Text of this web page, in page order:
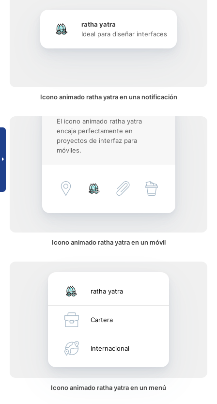
ratha yatra
Ideal para diseñar interfaces
Icono animado ratha yatra en una notificación
El icono animado ratha yatra
encaja perfectamente en
proyectos de interfaz para
móviles.
Icono animado ratha yatra en un móvil
ratha yatra
Cartera
Internacional
Icono animado ratha yatra en un menú